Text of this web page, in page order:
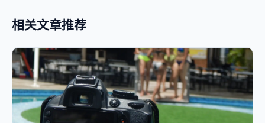
相关文章推荐